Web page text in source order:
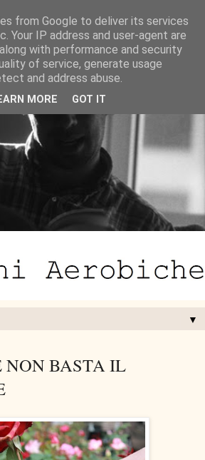
▼
NON BASTA IL
from Google to deliver its services
Your IP address and user-agent are
with performance and security
of service, generate usage
and address abuse.
MORE GOT IT